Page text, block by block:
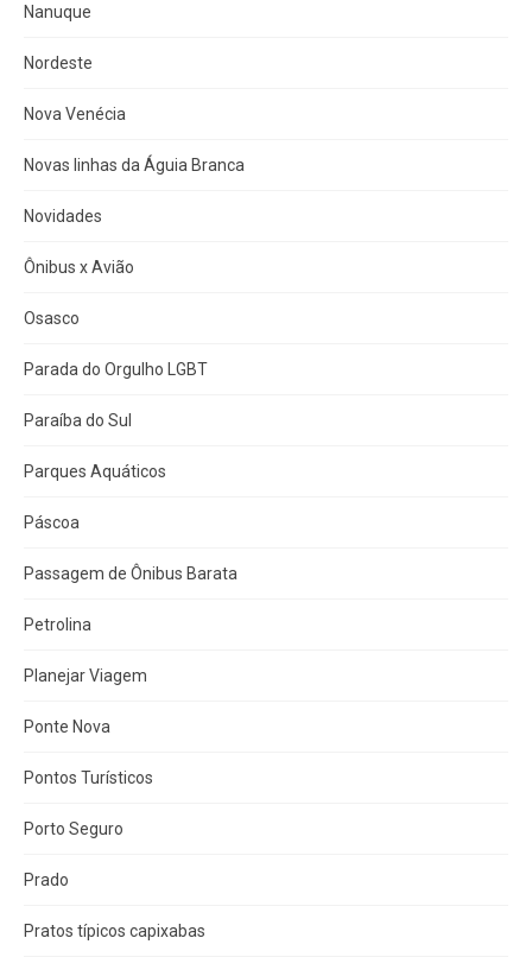
Nanuque
Nordeste
Nova Venécia
Novas linhas da Águia Branca
Novidades
Ônibus x Avião
Osasco
Parada do Orgulho LGBT
Paraíba do Sul
Parques Aquáticos
Páscoa
Passagem de Ônibus Barata
Petrolina
Planejar Viagem
Ponte Nova
Pontos Turísticos
Porto Seguro
Prado
Pratos típicos capixabas